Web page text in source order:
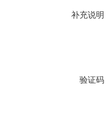
补充说明
验证码